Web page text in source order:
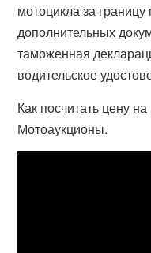
мотоцикла за
дополнительных
таможенная
водительское
Как посчитать цену
Мотоаукционы.